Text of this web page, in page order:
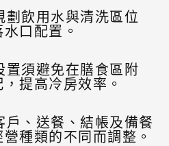
劃飲用水與清洗區位
口配置。
置須避免在膳食區附
提高冷房效率。
戶、送餐、結帳及備餐
種類的不同而調整。